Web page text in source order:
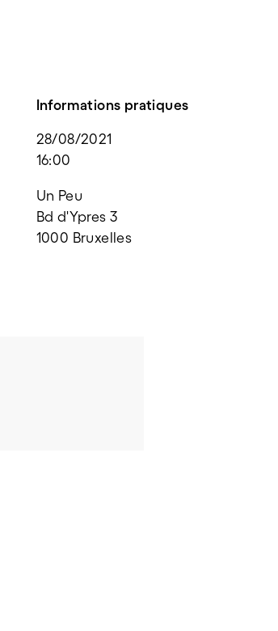
Informations pratiques
28/08/2021
16:00
Un Peu
Bd d'Ypres 3
1000 Bruxelles